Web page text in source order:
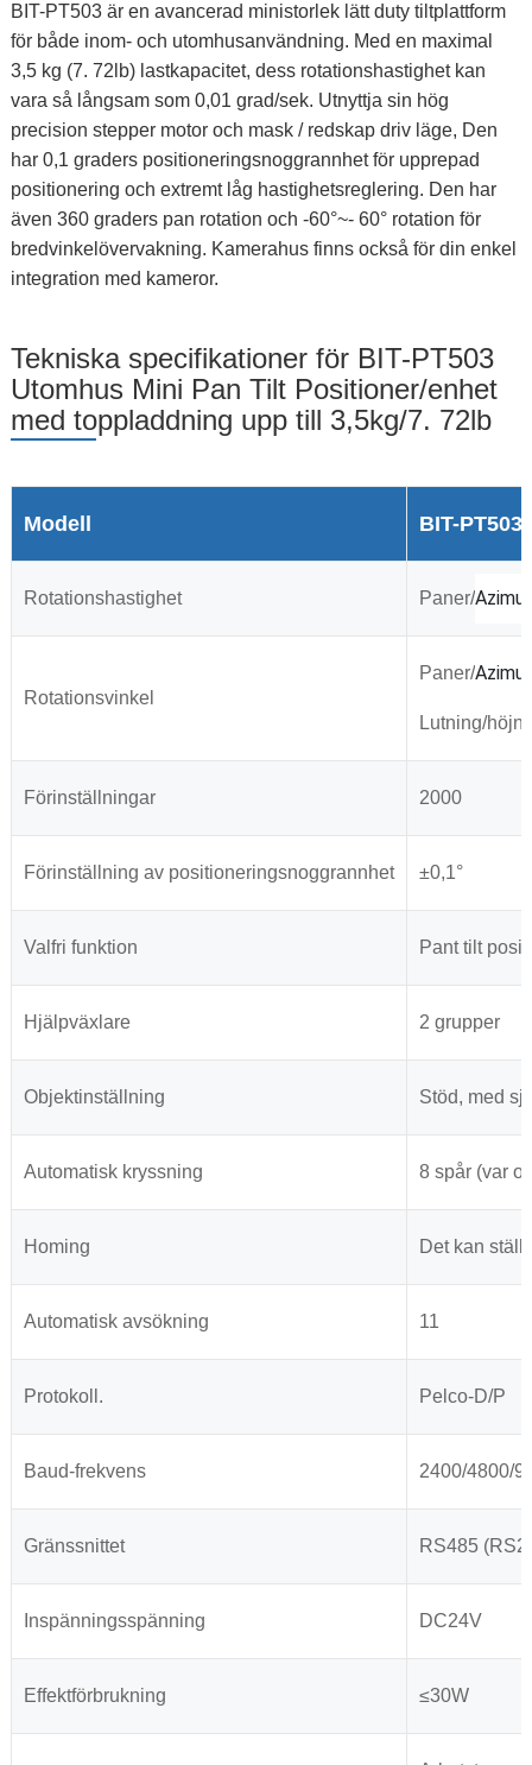
BIT-PT503 är en avancerad ministorlek lätt duty tiltplattform
för både inom- och utomhusanvändning. Med en maximal
3,5 kg (7. 72lb) lastkapacitet, dess rotationshastighet kan
vara så långsam som 0,01 grad/sek. Utnyttja sin hög
precision stepper motor och mask / redskap driv läge, Den
har 0,1 graders positioneringsnoggrannhet för upprepad
positionering och extremt låg hastighetsreglering. Den har
även 360 graders pan rotation och -60°~- 60° rotation för
bredvinkelövervakning. Kamerahus finns också för din enkel
integration med kameror.
Tekniska specifikationer för BIT-PT503
Utomhus Mini Pan Tilt Positioner/enhet
med toppladdning upp till 3,5kg/7. 72lb
Modell BIT-PT503
Rotationshastighet Paner/Azimut
Rotationsvinkel
Paner/Azimut
Lutning/
Förinställningar 2000
Förinställning av positioneringsnoggrannhet ±0,1°
Valfri funktion Pant tilt
Hjälpväxlare 2 grupper
Objektinställning Stöd, med
Automatisk kryssning 8 spår (var
Homing Det kan
Automatisk avsökning 11
Protokoll. Pelco-D/P
Baud-frekvens 2400/4800/
Gränssnittet RS485
Inspänningsspänning DC24V
Effektförbrukning ≤30W